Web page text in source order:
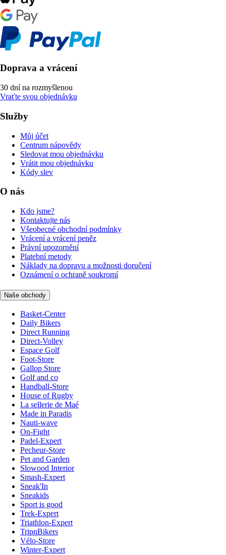
Doprava a vrácení
30 dní na rozmyšlenou
Vraťte svou objednávku
Služby
Můj účet
Centrum nápovědy
Sledovat mou objednávku
Vrátit mou objednávku
Kódy slev
O nás
Kdo jsme?
Kontaktujte nás
Všeobecné obchodní podmínky
Vrácení a vrácení peněz
Právní upozornění
Platební metody
Náklady na dopravu a možnosti doručení
Oznámení o ochraně soukromí
Naše obchody
Basket-Center
Daily Bikers
Direct Running
Direct-Volley
Espace Golf
Foot-Store
Gallop Store
Golf and co
Handball-Store
House of Rugby
La sellerie de Maé
Made in Paradis
Nauti-wave
On-Fight
Padel-Expert
Pecheur-Store
Pet and Garden
Slowood Interior
Smash-Expert
Sneak'In
Sneakids
Sport is good
Trek-Expert
Triathlon-Expert
TripnBikers
Vélo-Store
Winter-Expert